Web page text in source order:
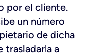
por el cliente.
un número
de dicha
trasladarla a